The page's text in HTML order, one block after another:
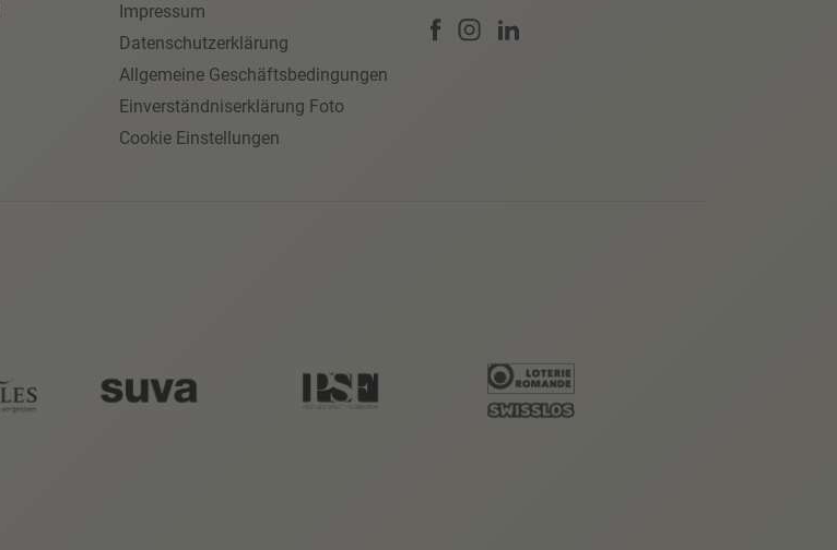
Impressum
Datenschutzerklärung
Allgemeine Geschäftsbedingungen
Einverständniserklärung Foto
Cookie Einstellungen